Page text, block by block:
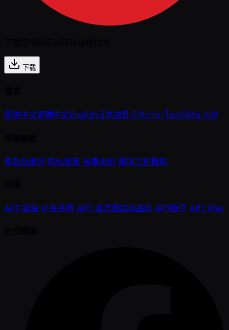
下载
简体中文繁體中文English日本語한국어ภาษาไทยTiếng Việt
条款及细则 隐私政策 赛事规则 媒体工作指南
APT 链接 扑克手册 APT 官方周边商品店 APT账户 APT Play